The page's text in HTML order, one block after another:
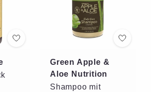
Green Apple &
Aloe Nutrition
Shampoo mit